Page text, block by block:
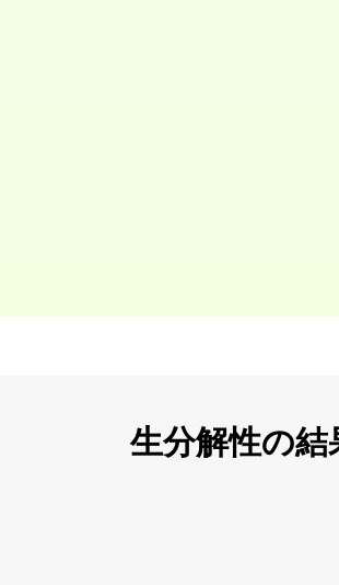
生分解性の結